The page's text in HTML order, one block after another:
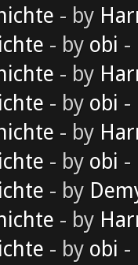
- by
- by obi -
- by
- by obi -
- by
- by obi -
- by
- by
- by obi -